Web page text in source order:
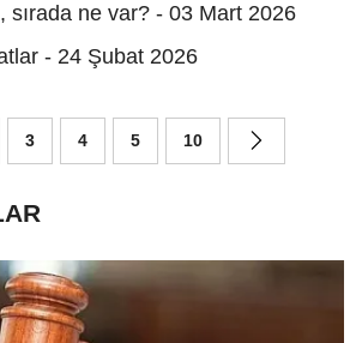
sırada ne var? - 03 Mart 2026
- 24 Şubat 2026
3 4 5 10